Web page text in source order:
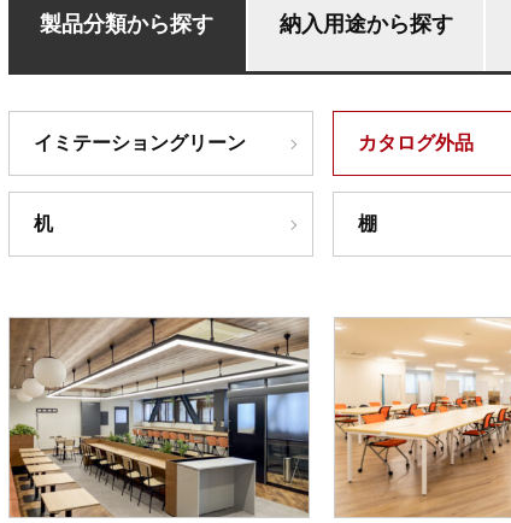
製品分類から探す 納入用途から探す
イミテーショングリーン カタログ外品
机 棚